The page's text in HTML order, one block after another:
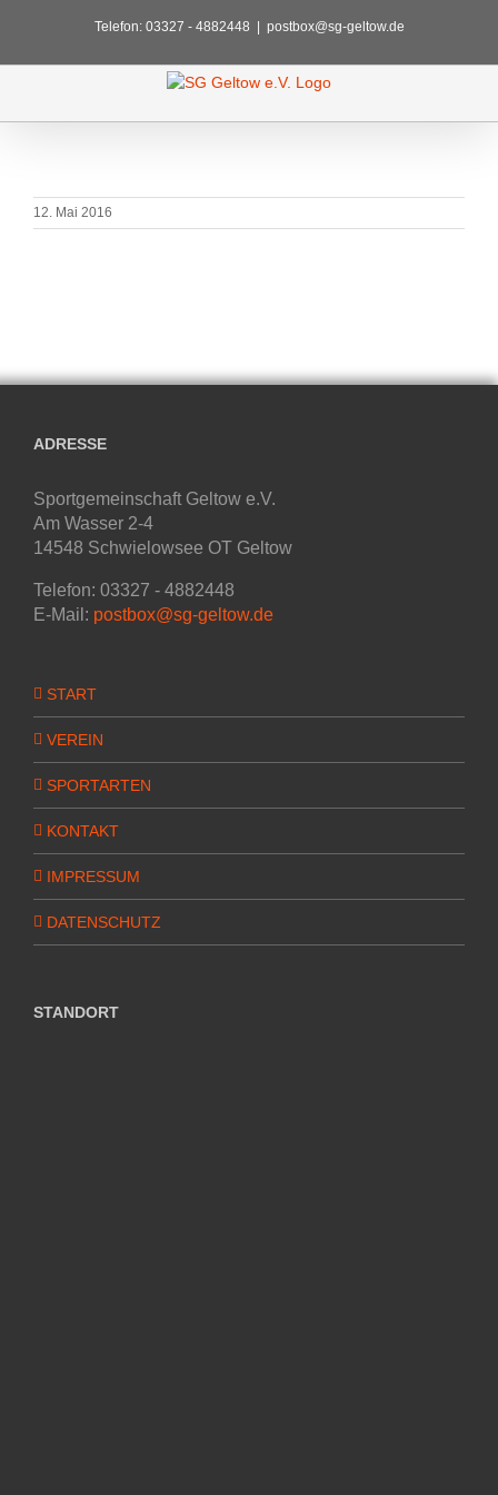
Telefon: 03327 - 4882448 postbox@sg-geltow.de
12. Mai 2016
ADRESSE
Sportgemeinschaft Geltow e.V.
Am Wasser 2-4
14548 Schwielowsee OT Geltow
Telefon: 03327 - 4882448
E-Mail: postbox@sg-geltow.de
START
VEREIN
SPORTARTEN
KONTAKT
IMPRESSUM
DATENSCHUTZ
STANDORT